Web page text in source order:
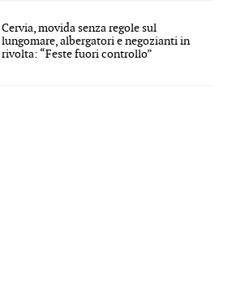
Cervia, movida senza regole sul
lungomare, albergatori e negozianti in
rivolta: “Feste fuori controllo”